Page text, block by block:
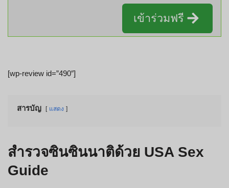
เข้าร่วมฟรี
[wp-review id=”490″]
สารบัญ แสดง
สำรวจซินซินนาติด้วย USA Sex
Guide